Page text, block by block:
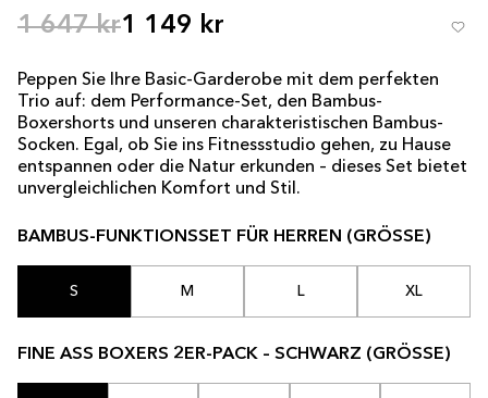
1 647 kr1 149 kr
Peppen Sie Ihre Basic-Garderobe mit dem perfekten
Trio auf: dem Performance-Set, den Bambus-
Boxershorts und unseren charakteristischen Bambus-
Socken. Egal, ob Sie ins Fitnessstudio gehen, zu Hause
entspannen oder die Natur erkunden – dieses Set bietet
unvergleichlichen Komfort und Stil.
BAMBUS-FUNKTIONSSET FÜR HERREN (GRÖSSE)
S M L XL
FINE ASS BOXERS 2ER-PACK – SCHWARZ (GRÖSSE)